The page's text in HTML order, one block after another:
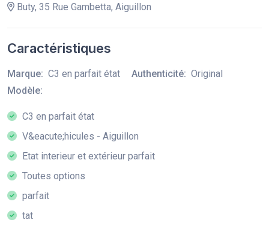
Buty, 35 Rue Gambetta, Aiguillon
Caractéristiques
Marque: C3 en parfait état Authenticité: Original
Modèle:
C3 en parfait état
V&eacute;hicules - Aiguillon
Etat interieur et extérieur parfait
Toutes options
parfait
tat